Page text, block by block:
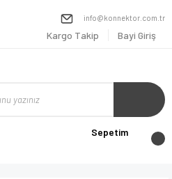
info@konnektor.com.tr
Kargo Takip Bayi Giriş
Sepetim